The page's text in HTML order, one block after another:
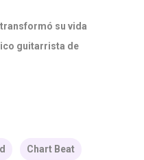
su vida
guitarrista de
Chart Beat